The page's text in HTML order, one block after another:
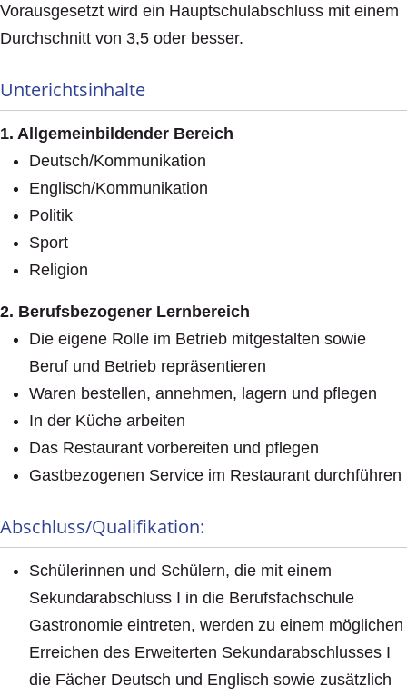
Vorausgesetzt wird ein Hauptschulabschluss mit einem
Durchschnitt von 3,5 oder besser.
Unterichtsinhalte
1. Allgemeinbildender Bereich
Deutsch/Kommunikation
Englisch/Kommunikation
Politik
Sport
Religion
2. Berufsbezogener Lernbereich
Die eigene Rolle im Betrieb mitgestalten sowie
Beruf und Betrieb repräsentieren
Waren bestellen, annehmen, lagern und pflegen
In der Küche arbeiten
Das Restaurant vorbereiten und pflegen
Gastbezogenen Service im Restaurant durchführen
Abschluss/Qualifikation:
Schülerinnen und Schülern, die mit einem
Sekundarabschluss I in die Berufsfachschule
Gastronomie eintreten, werden zu einem möglichen
Erreichen des Erweiterten Sekundarabschlusses I
die Fächer Deutsch und Englisch sowie zusätzlich